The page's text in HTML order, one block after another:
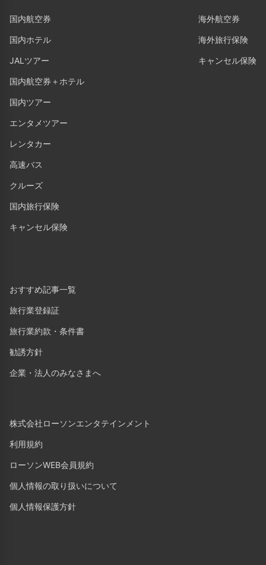
国内航空券
国内ホテル
JALツアー
国内航空券＋ホテル
国内ツアー
エンタメツアー
レンタカー
高速バス
クルーズ
国内旅行保険
キャンセル保険
おすすめ記事一覧
旅行業登録証
旅行業約款・条件書
勧誘方針
企業・法人のみなさまへ
株式会社ローソンエンタテインメント
利用規約
ローソンWEB会員規約
個人情報の取り扱いについて
個人情報保護方針
海外航空券
海外旅行保険
キャンセル保険